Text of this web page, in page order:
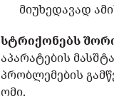
მიუხედავად
სტრიქონებს
აპარატების
პრობლემების
ომი.